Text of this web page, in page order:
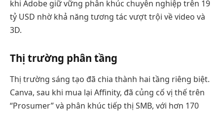
khi Adobe giữ vững phân khúc chuyên nghiệp trên 19
tỷ USD nhờ khả năng tương tác vượt trội về video và
3D.
Thị trường phân tầng
Thị trường sáng tạo đã chia thành hai tầng riêng biệt.
Canva, sau khi mua lại Affinity, đã củng cố vị thế trên
“Prosumer” và phân khúc tiếp thị SMB, với hơn 170